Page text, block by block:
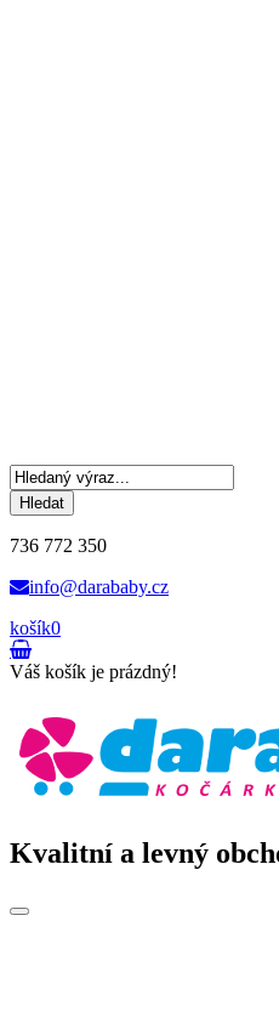
Hledat
736 772 350
info@darababy.cz
košík0
Váš košík je prázdný!
Kvalitní a levný
Toggle